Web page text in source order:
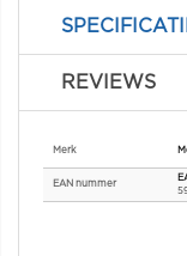
REVIEWS
Merk
EAN nummer